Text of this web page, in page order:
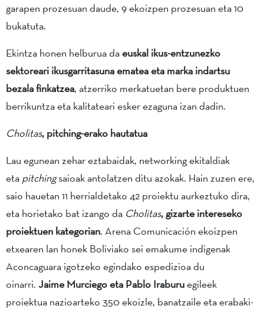
garapen prozesuan daude, 9 ekoizpen prozesuan eta 10
bukatuta.
Ekintza honen helburua da euskal ikus-entzunezko
sektoreari ikusgarritasuna ematea eta marka indartsu
bezala finkatzea, atzerriko merkatuetan bere produktuen
berrikuntza eta kalitateari esker ezaguna izan dadin.
Cholitas, pitching-erako hautatua
Lau egunean zehar eztabaidak, networking ekitaldiak
eta pitchingsaioak antolatzen ditu azokak. Hain zuzen ere,
saio hauetan 11 herrialdetako 42 proiektu aurkeztuko dira,
eta horietako bat izango da Cholitas, gizarte intereseko
proiektuen kategorian. Arena Comunicación ekoizpen
etxearen lan honek Boliviako sei emakume indigenak
Aconcaguara igotzeko egindako espedizioa du
oinarri. Jaime Murciego eta Pablo Iraburuegileek
proiektua nazioarteko 350 ekoizle, banatzaile eta erabaki-